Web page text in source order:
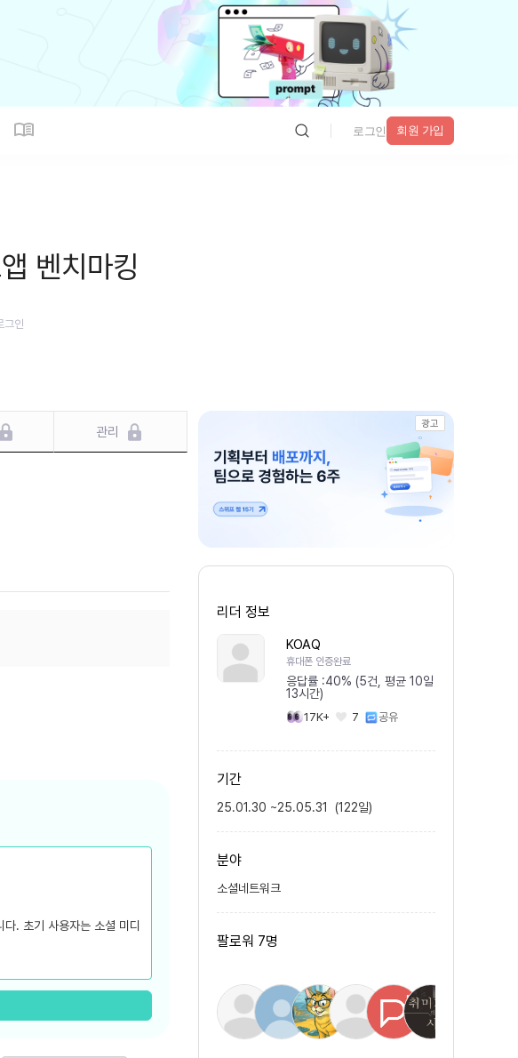
로그인 회원 가입
벤치마킹
그인
관리
. 초기 사용자는 소셜 미디
높아질 가능성도 존재.
광고
리더 정보
KOAQ
휴대폰 인증완료
응답률 :40% (5건, 평균 10일
13시간)
17K+ 7 공유
기간
25.01.30 ~25.05.31 (122일)
분야
소셜네트워크
팔로워 7명